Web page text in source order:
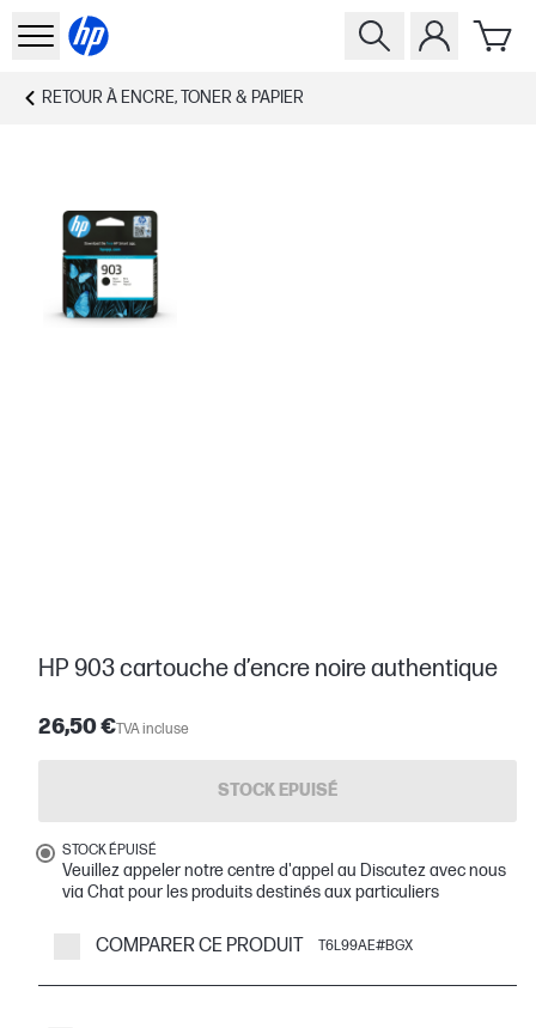
RETOUR À ENCRE, TONER & PAPIER
HP 903 cartouche d’encre noire authentique
26,50 €TVA incluse
STOCK EPUISÉ
STOCK ÉPUISÉ
Veuillez appeler notre centre d'appel au Discutez avec nous
via Chat pour les produits destinés aux particuliers
COMPARER CE PRODUIT T6L99AE#BGX